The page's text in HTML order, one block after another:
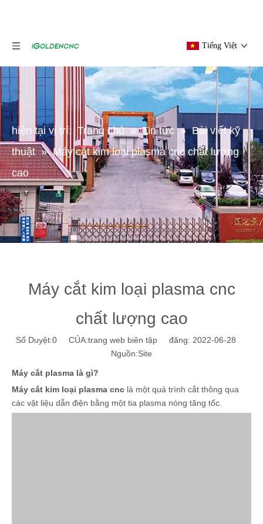
Tiếng Việt
hiện tại vị trí: Trang chủ » Tin tức » Bài viết kỹ
thuật » Máy cắt kim loại plasma cnc chất lượng
cao
Máy cắt kim loại plasma cnc
chất lượng cao
Số Duyệt:0CỦA:trang web biên tập đăng: 2022-06-28
Nguồn:Site
Máy cắt plasma là gì?
Máy cắt kim loại plasma cnc là một quá trình cắt thông qua
các vật liệu dẫn điện bằng một tia plasma nóng tăng tốc.